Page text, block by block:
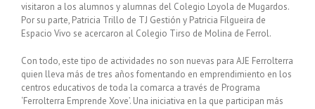
visitaron a los alumnos y alumnas del Colegio Loyola de Mugardos.
Por su parte, Patricia Trillo de TJ Gestión y Patricia Filgueira de
Espacio Vivo se acercaron al Colegio Tirso de Molina de Ferrol.
Con todo, este tipo de actividades no son nuevas para AJE Ferrolterra
quien lleva más de tres años fomentando en emprendimiento en los
centros educativos de toda la comarca a través de Programa
‘Ferrolterra Emprende Xove’. Una iniciativa en la que participan más